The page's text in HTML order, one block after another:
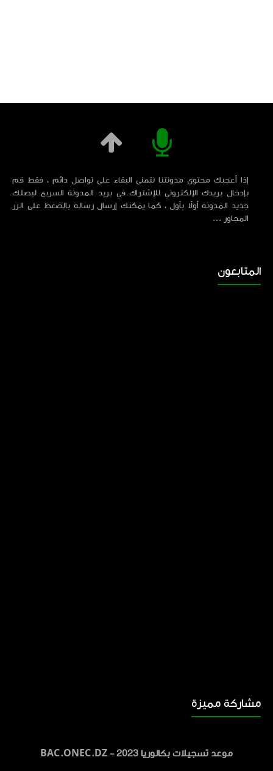
إذا أعجبك محتوى مدونتنا نتمنى البقاء على تواصل دائم ، فقط قم
بإدخال بريدك الإلكتروني للإشتراك في بريد المدونة السريع ليصلك
جديد المدونة أولاً بأول ، كما يمكنك إرسال رساله بالضغط على الزر
المجاور ...
المتابعون
مشاركة مميزة
موعد تسجيلات بكالوريا 2023 - BAC.ONEC.DZ